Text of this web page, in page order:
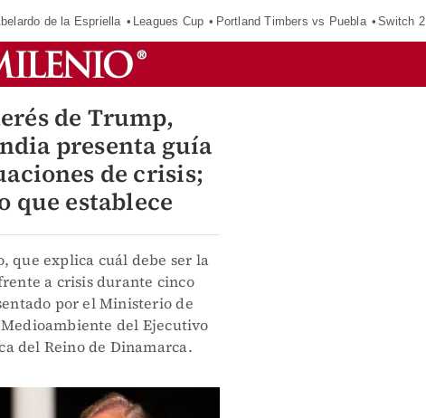
de la Espriella Leagues Cup Portland Timbers vs Puebla Switch 2
de Trump,
presenta guía
de crisis;
que establece
que explica cuál debe ser la
a crisis durante cinco
por el Ministerio de
del Ejecutivo
del Reino de Dinamarca.